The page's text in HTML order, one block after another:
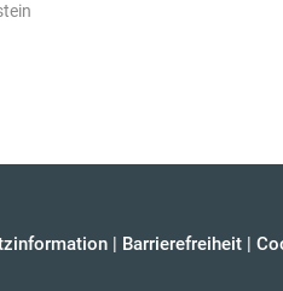
| Barrierefreiheit |